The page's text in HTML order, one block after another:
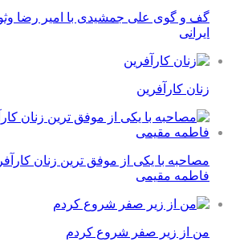
گف و گوی علی جمشیدی با امیر رضا
ایرانی
زنان کارآفرین
مصاحبه با یکی از موفق ترین زنان
فاطمه مقیمی
من از زیر صفر شروع کردم